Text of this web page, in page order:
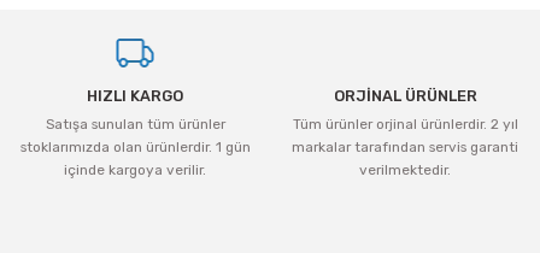
HIZLI KARGO
Satışa sunulan tüm ürünler
stoklarımızda olan ürünlerdir. 1 gün
içinde kargoya verilir.
ORJİNAL ÜRÜNLER
Tüm ürünler orjinal ürünlerdir. 2 yıl
markalar tarafından servis garanti
verilmektedir.